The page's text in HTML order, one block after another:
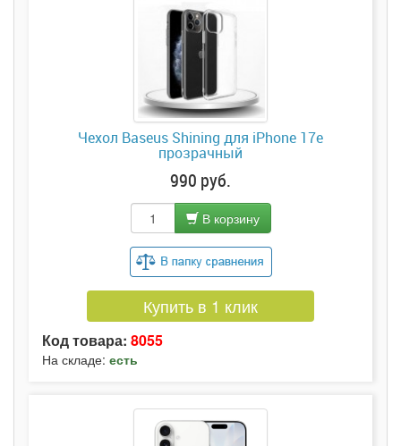
Чехол Baseus Shining для iPhone 17e
прозрачный
990 руб.
В корзину
Купить в 1 клик
Код товара: 8055
На складе: есть